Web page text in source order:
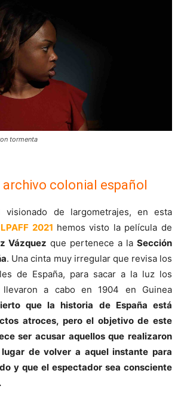
tormenta
archivo colonial español
visionado de largometrajes, en esta
2021 hemos visto la película de
Vázquez que pertenece a la Sección
. Una cinta muy irregular que revisa los
de España, para sacar a la luz los
a cabo en 1904 en Guinea
que la historia de España está
atroces, pero el objetivo de este
ser acusar aquellos que realizaron
de volver a aquel instante para
y que el espectador sea consciente